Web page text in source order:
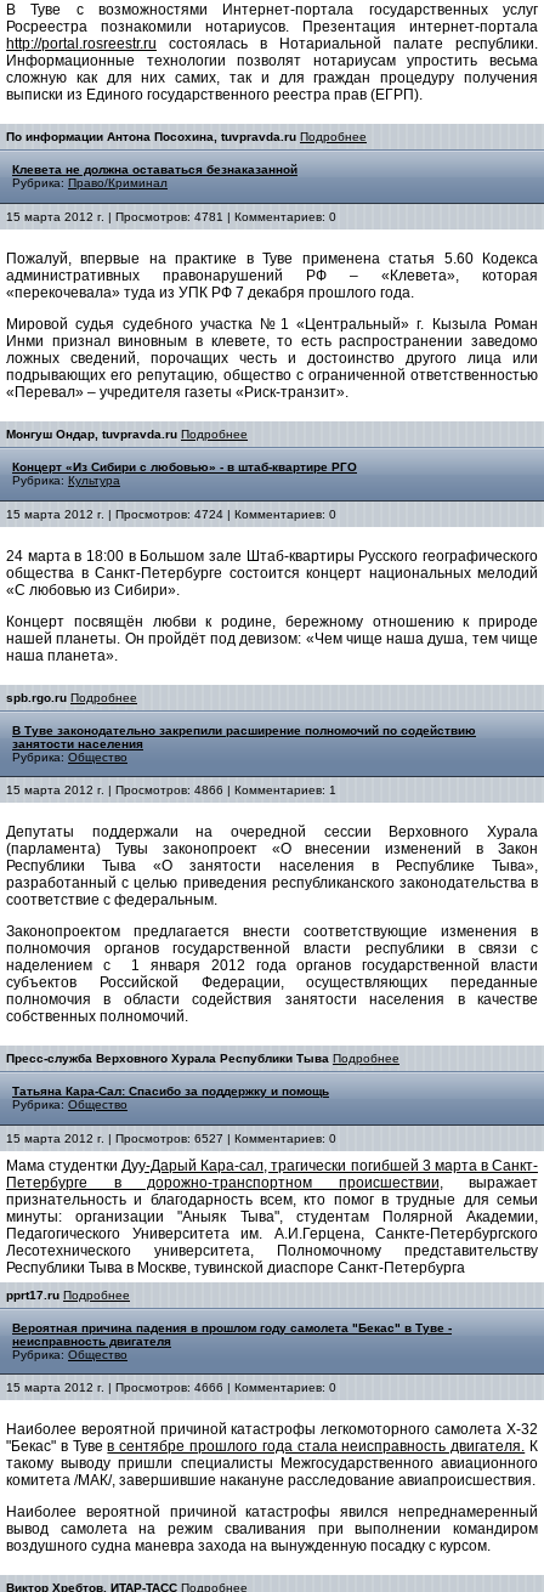
В Туве с возможностями Интернет-портала государственных услуг
Росреестра познакомили нотариусов. Презентация интернет-портала
http://portal.rosreestr.ru состоялась в Нотариальной палате республики.
Информационные технологии позволят нотариусам упростить весьма
сложную как для них самих, так и для граждан процедуру получения
выписки из Единого государственного реестра прав (ЕГРП).
По информации Антона Посохина, tuvpravda.ru Подробнее
Клевета не должна оставаться безнаказанной
Рубрика: Право/Криминал
15 марта 2012 г. | Просмотров: 4781 | Комментариев: 0
Пожалуй, впервые на практике в Туве применена статья 5.60 Кодекса
административных правонарушений РФ – «Клевета», которая
«перекочевала» туда из УПК РФ 7 декабря прошлого года.
Мировой судья судебного участка №1 «Центральный» г. Кызыла Роман
Инми признал виновным в клевете, то есть распространении заведомо
ложных сведений, порочащих честь и достоинство другого лица или
подрывающих его репутацию, общество с ограниченной ответственностью
«Перевал» – учредителя газеты «Риск-транзит».
Монгуш Ондар, tuvpravda.ru Подробнее
Концерт «Из Сибири с любовью» - в штаб-квартире РГО
Рубрика: Культура
15 марта 2012 г. | Просмотров: 4724 | Комментариев: 0
24 марта в 18:00 в Большом зале Штаб-квартиры Русского географического
общества в Санкт-Петербурге состоится концерт национальных мелодий
«С любовью из Сибири».
Концерт посвящён любви к родине, бережному отношению к природе
нашей планеты. Он пройдёт под девизом: «Чем чище наша душа, тем чище
наша планета».
spb.rgo.ru Подробнее
В Туве законодательно закрепили расширение полномочий по содействию
занятости населения
Рубрика: Общество
15 марта 2012 г. | Просмотров: 4866 | Комментариев: 1
Депутаты поддержали на очередной сессии Верховного Хурала
(парламента) Тувы законопроект «О внесении изменений в Закон
Республики Тыва «О занятости населения в Республике Тыва»,
разработанный с целью приведения республиканского законодательства в
соответствие с федеральным.
Законопроектом предлагается внести соответствующие изменения в
полномочия органов государственной власти республики в связи с
наделением с 1 января 2012 года органов государственной власти
субъектов Российской Федерации, осуществляющих переданные
полномочия в области содействия занятости населения в качестве
собственных полномочий.
Пресс-служба Верховного Хурала Республики Тыва Подробнее
Татьяна Кара-Сал: Спасибо за поддержку и помощь
Рубрика: Общество
15 марта 2012 г. | Просмотров: 6527 | Комментариев: 0
Мама студенткиДуу-Дарый Кара-сал, трагически погибшей 3 марта в Санкт-
Петербурге в дорожно-транспортном происшествии, выражает
признательность и благодарность всем, кто помог в трудные для семьи
минуты: организации "Аныяк Тыва", студентам Полярной Академии,
Педагогического Университета им. А.И.Герцена, Санкте-Петербургского
Лесотехнического университета, Полномочному представительству
Республики Тыва в Москве, тувинской диаспоре Санкт-Петербурга
pprt17.ru Подробнее
Вероятная причина падения в прошлом году самолета "Бекас" в Туве -
неисправность двигателя
Рубрика: Общество
15 марта 2012 г. | Просмотров: 4666 | Комментариев: 0
Наиболее вероятной причиной катастрофы легкомоторного самолета Х-32
"Бекас" в Тувев сентябре прошлого года стала неисправность двигателя. К
такому выводу пришли специалисты Межгосударственного авиационного
комитета /МАК/, завершившие накануне расследование авиапроисшествия.
Наиболее вероятной причиной катастрофы явился непреднамеренный
вывод самолета на режим сваливания при выполнении командиром
воздушного судна маневра захода на вынужденную посадку с курсом.
Виктор Хребтов, ИТАР-ТАСС Подробнее